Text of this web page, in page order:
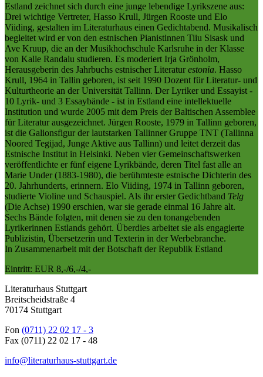
Estland zeichnet sich durch eine junge lebendige Lyrikszene aus:
Drei wichtige Vertreter, Hasso Krull, Jürgen Rooste und Elo
Viiding, gestalten im Literaturhaus einen Gedichtabend. Musikalisch
begleitet wird er von den estnischen Pianistinnen Tiiu Sisask und
Ave Kruup, die an der Musikhochschule Karlsruhe in der Klasse
von Kalle Randalu studieren. Es moderiert Irja Grönholm,
Herausgeberin des Jahrbuchs estnischer Literaturestonia. Hasso
Krull, 1964 in Tallin geboren, ist seit 1990 Dozent für Literatur- und
Kulturtheorie an der Universität Tallinn. Der Lyriker und Essayist -
10 Lyrik- und 3 Essaybände - ist in Estland eine intellektuelle
Institution und wurde 2005 mit dem Preis der Baltischen Assemblee
für Literatur ausgezeichnet. Jürgen Rooste, 1979 in Tallinn geboren,
ist die Galionsfigur der lautstarken Tallinner Gruppe TNT (Tallinna
Noored Tegijad, Junge Aktive aus Tallinn) und leitet derzeit das
Estnische Institut in Helsinki. Neben vier Gemeinschaftswerken
veröffentlichte er fünf eigene Lyrikbände, deren Titel fast alle an
Marie Under (1883-1980), die berühmteste estnische Dichterin des
20. Jahrhunderts, erinnern. Elo Viiding, 1974 in Tallinn geboren,
studierte Violine und Schauspiel. Als ihr erster Gedichtband Telg
(Die Achse) 1990 erschien, war sie gerade einmal 16 Jahre alt.
Sechs Bände folgten, mit denen sie zu den tonangebenden
Lyrikerinnen Estlands gehört. Überdies arbeitet sie als engagierte
Publizistin, Übersetzerin und Texterin in der Werbebranche.
In Zusammenarbeit mit der Botschaft der Republik Estland
Eintritt: EUR 8,-/6,-/4,-
Literaturhaus Stuttgart
Breitscheidstraße 4
70174 Stuttgart
Fon (0711) 22 02 17 - 3
Fax (0711) 22 02 17 - 48
info@literaturhaus-stuttgart.de